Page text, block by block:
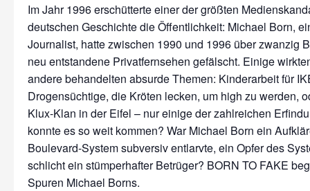
Im Jahr 1996 erschütterte einer der größten
deutschen Geschichte die Öffentlichkeit: Michael Born,
Journalist, hatte zwischen 1990 und 1996 über zwanzig
neu entstandene Privatfernsehen gefälscht. Einige
andere behandelten absurde Themen: Kinderarbeit für
Drogensüchtige, die Kröten lecken, um high zu werden,
Klux-Klan in der Eifel – nur einige der zahlreichen
konnte es so weit kommen? War Michael Born ein
Boulevard-System subversiv entlarvte, ein Opfer des
schlicht ein stümperhafter Betrüger? BORN TO FAKE
Spuren Michael Borns.